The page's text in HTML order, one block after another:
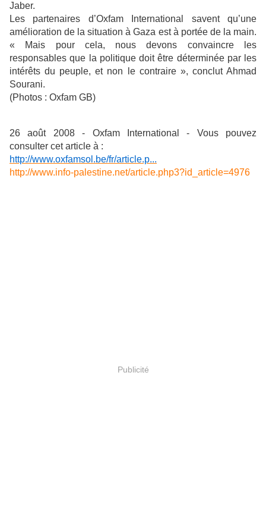
Jaber.
Les partenaires d’Oxfam International savent qu’une
amélioration de la situation à Gaza est à portée de la main.
« Mais pour cela, nous devons convaincre les
responsables que la politique doit être déterminée par les
intérêts du peuple, et non le contraire », conclut Ahmad
Sourani.
(Photos : Oxfam GB)
26 août 2008 - Oxfam International - Vous pouvez
consulter cet article à :
http://www.oxfamsol.be/fr/article.p...
http://www.info-palestine.net/article.php3?id_article=4976
Publicité